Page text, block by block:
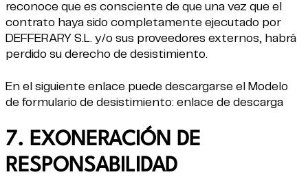
reconoce que es consciente de que una vez que el
contrato haya sido completamente ejecutado por
DEFFERARY S.L. y/o sus proveedores externos, habrá
perdido su derecho de desistimiento.
En el siguiente enlace puede descargarse el Modelo
de formulario de desistimiento: enlace de descarga
7. EXONERACIÓN DE
RESPONSABILIDAD